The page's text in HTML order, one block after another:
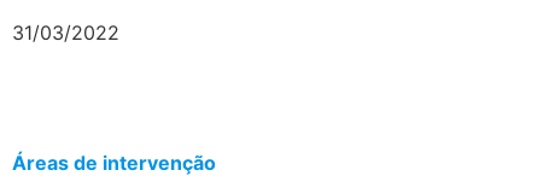
31/03/2022
Áreas de intervenção